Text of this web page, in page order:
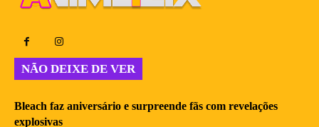
NÃO DEIXE DE VER
Bleach faz aniversário e surpreende fãs com revelações
explosivas